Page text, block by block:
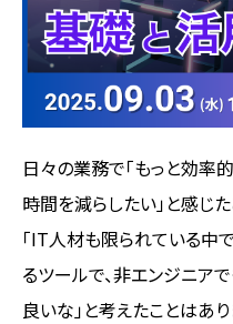
日々の業務で「もっと効率
時間を減らしたい」と感じ
「IT人材も限られている中
るツールで、非エンジニア
良いな」と考えたことはあ